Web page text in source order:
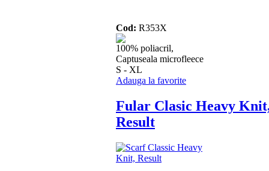
Cod: R353X
100% poliacril,
Captuseala microfleece
S - XL
Adauga la favorite
Fular Clasic Heavy
Result